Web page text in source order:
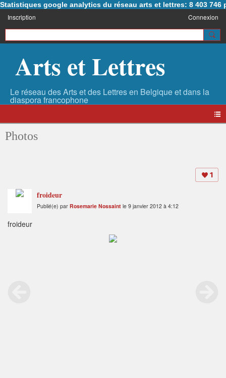
Statistiques google analytics du réseau arts et lettres: 8 403 746
Inscription Connexion
Arts et Lettres
Photos
1
froideur
Publié(e) par Rosemarie Nossaint le 9 janvier 2012 à 4:12
froideur